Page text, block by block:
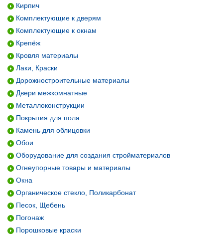
Кирпич
Комплектующие к дверям
Комплектующие к окнам
Крепёж
Кровля материалы
Лаки, Краски
Дорожностроительные материалы
Двери межкомнатные
Металлоконструкции
Покрытия для пола
Камень для облицовки
Обои
Оборудование для создания стройматериалов
Огнеупорные товары и материалы
Окна
Органическое стекло, Поликарбонат
Песок, Щебень
Погонаж
Порошковые краски